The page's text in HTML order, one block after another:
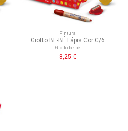
Pintura
Giotto BE-BÉ Lápis Cor C/6
Giotto be-bè
8,25 €